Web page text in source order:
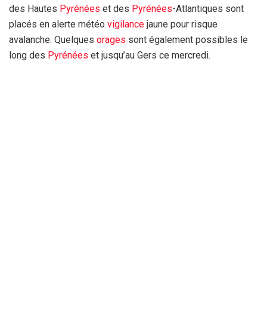
des Hautes Pyrénées et des Pyrénées-Atlantiques sont
placés en alerte météo vigilance jaune pour risque
avalanche. Quelques orages sont également possibles le
long des Pyrénées et jusqu’au Gers ce mercredi.